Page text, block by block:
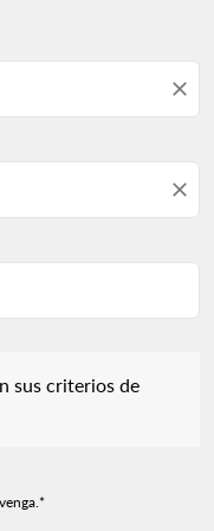
close
close
sus criterios de